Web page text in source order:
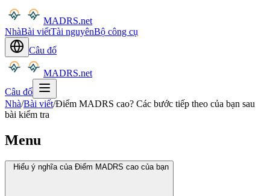
MADRS.net
NhàBài viếtTài nguyênBộ công cụ
Câu đố
MADRS.net
Câu đố
Nhà/Bài viết/Điểm MADRS cao? Các bước tiếp theo của bạn sau
bài kiểm tra
Menu
Hiểu ý nghĩa của Điểm MADRS cao của bạn